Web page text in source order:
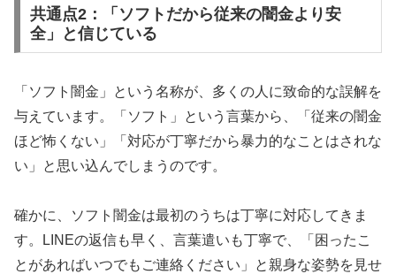
共通点2：「ソフトだから従来の闇金より安
全」と信じている
「ソフト闇金」という名称が、多くの人に致命的な誤解を
与えています。「ソフト」という言葉から、「従来の闇金
ほど怖くない」「対応が丁寧だから暴力的なことはされな
い」と思い込んでしまうのです。
確かに、ソフト闇金は最初のうちは丁寧に対応してきま
す。LINEの返信も早く、言葉遣いも丁寧で、「困ったこ
とがあればいつでもご連絡ください」と親身な姿勢を見せ